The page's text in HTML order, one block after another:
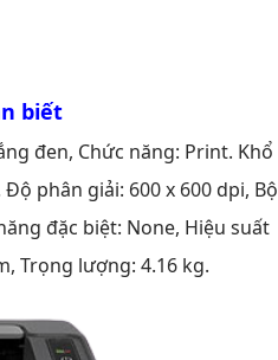
biết
đen, Chức năng: Print. Khổ
phân giải: 600 x 600 dpi, Bộ
đặc biệt: None, Hiệu suất
Trọng lượng: 4.16 kg.